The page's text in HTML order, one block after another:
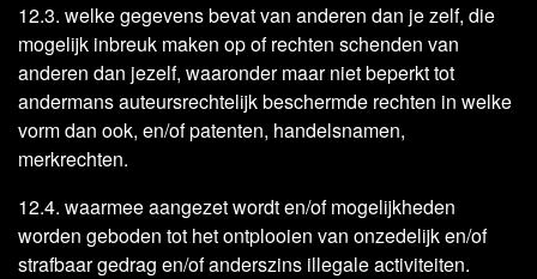
12.3. welke gegevens bevat van anderen dan je zelf, die
mogelijk inbreuk maken op of rechten schenden van
anderen dan jezelf, waaronder maar niet beperkt tot
andermans auteursrechtelijk beschermde rechten in welke
vorm dan ook, en/of patenten, handelsnamen,
merkrechten.
12.4. waarmee aangezet wordt en/of mogelijkheden
worden geboden tot het ontplooien van onzedelijk en/of
strafbaar gedrag en/of anderszins illegale activiteiten.